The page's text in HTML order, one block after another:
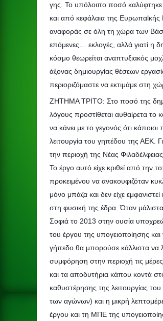
γης. Το υπόλοιπο ποσό καλύφτηκε
και από κεφάλαια της Ευρωπαϊκής
αναφοράς σε όλη τη χώρα των
επόμενες… εκλογές, αλλά γιατί η
κόσμο θεωρείται αναπτυξιακός
άξονας δημιουργίας θέσεων
περιοριζόμαστε να εκτιμάμε στη
ΖΗΤΗΜΑ ΤΡΙΤΟ: Στο ποσό της
λόγους προστίθεται αυθαίρετα
να κάνει με το γεγονός ότι
λειτουργία του γηπέδου της ΑΕΚ.
την περιοχή της Νέας
Το έργο αυτό είχε κριθεί από την
προκειμένου να ανακουφιζόταν
μόνο μπάζα και δεν είχε
στη φυσική της έδρα. Όταν
Σοφιά το 2013 στην ουσία
του έργου της υπογειοποίησης
γήπεδο θα μπορούσε κάλλιστα να
συμφόρηση στην περιοχή τις
και τα αποδυτήρια κάπου κοντά
καθυστέρησης της λειτουργίας
των αγώνων) και η μικρή
έργου και τη ΜΠΕ της